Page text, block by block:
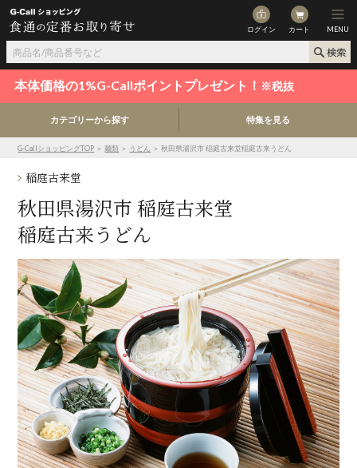
ログイン カート MENU
本体価格の1%G-Callポイントプレゼント！ ※税抜
カテゴリーから探す 特集を見る
G-CallショッピングTOP ＞麺類 ＞ うどん ＞ 秋田県湯沢市 稲庭古来堂稲庭古来うどん
稲庭古来堂
秋田県湯沢市 稲庭古来堂
稲庭古来うどん